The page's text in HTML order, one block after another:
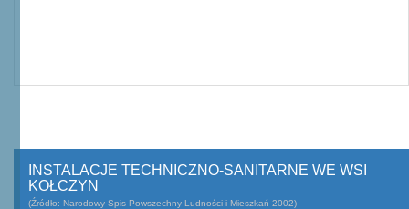
INSTALACJE TECHNICZNO-SANITARNE WE WSI
KOŁCZYN
(Źródło: Narodowy Spis Powszechny Ludności i Mieszkań 2002)